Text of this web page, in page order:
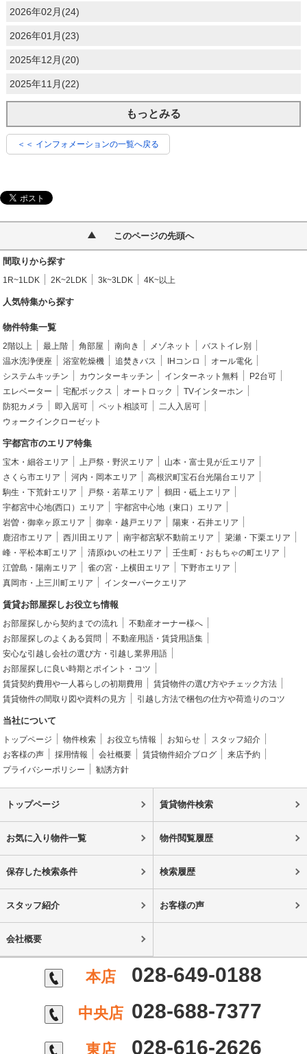
2026年02月(24)
2026年01月(23)
2025年12月(20)
2025年11月(22)
もっとみる
＜＜ インフォメーションの一覧へ戻る
このページの先頭へ
間取りから探す
1R~1LDK 2K~2LDK 3k~3LDK 4K~以上
人気特集から探す
物件特集一覧
2階以上 最上階 角部屋 南向き メゾネット
バストイレ別
温水洗浄便座
浴室乾燥機 追焚きバス IHコンロ
オール電化
システムキッチン
カウンターキッチン インターネット無料
P2台可
エレベーター
宅配ボックス オートロック
TVインターホン
防犯カメラ
即入居可 ペット相談可
二人入居可
ウォークインクローゼット
宇都宮市のエリア特集
宝木・細谷エリア 上戸祭・野沢エリア
山本・富士見が丘エリア
さくら市エリア
河内・岡本エリア
高根沢町宝石台光陽台エリア
駒生・下荒針エリア
戸祭・若草エリア
鶴田・砥上エリア
宇都宮中心地(西口）エリア
宇都宮中心地（東口）エリア
岩曽・御幸ヶ原エリア
御幸・越戸エリア
陽東・石井エリア
鹿沼市エリア
西川田エリア 南宇都宮駅不動前エリア
簗瀬・下栗エリア
峰・平松本町エリア
清原ゆいの杜エリア
壬生町・おもちゃの町エリア
江曽島・陽南エリア
雀の宮・上横田エリア
下野市エリア
真岡市・上三川町エリア
インターパークエリア
賃貸お部屋探しお役立ち情報
お部屋探しから契約までの流れ
不動産オーナー様へ
お部屋探しのよくある質問
不動産用語・賃貸用語集
安心な引越し会社の選び方・引越し業界用語
お部屋探しに良い時期とポイント・コツ
賃貸契約費用や一人暮らしの初期費用
賃貸物件の選び方やチェック方法
賃貸物件の間取り図や資料の見方
引越し方法で梱包の仕方や荷造りのコツ
当社について
トップページ 物件検索 お役立ち情報 お知らせ
スタッフ紹介
お客様の声
採用情報 会社概要 賃貸物件紹介ブログ
来店予約
プライバシーポリシー
勧誘方針
トップページ 賃貸物件検索
お気に入り物件一覧 物件閲覧履歴
保存した検索条件 検索履歴
スタッフ紹介 お客様の声
会社概要
本店 028-649-0188
中央店 028-688-7377
東店 028-616-2626